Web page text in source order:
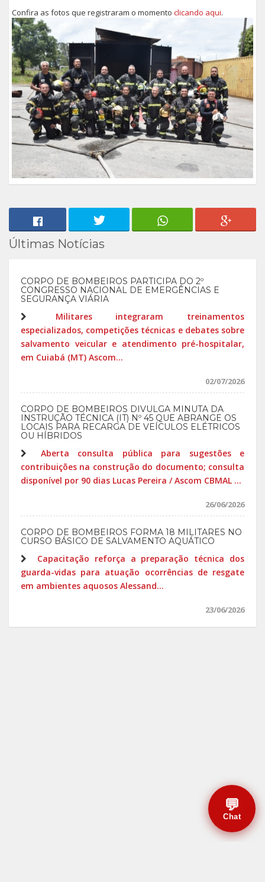
Confira as fotos que registraram o momento clicando aqui.
Últimas Notícias
CORPO DE BOMBEIROS PARTICIPA DO 2º
CONGRESSO NACIONAL DE EMERGÊNCIAS E
SEGURANÇA VIÁRIA
Militares integraram treinamentos
especializados, competições técnicas e debates sobre
salvamento veicular e atendimento pré-hospitalar,
em Cuiabá (MT) Ascom...
02/07/2026
CORPO DE BOMBEIROS DIVULGA MINUTA DA
INSTRUÇÃO TÉCNICA (IT) Nº 45 QUE ABRANGE OS
LOCAIS PARA RECARGA DE VEÍCULOS ELÉTRICOS
OU HÍBRIDOS
Aberta consulta pública para sugestões e
contribuições na construção do documento; consulta
disponível por 90 dias Lucas Pereira / Ascom CBMAL ...
26/06/2026
CORPO DE BOMBEIROS FORMA 18 MILITARES NO
CURSO BÁSICO DE SALVAMENTO AQUÁTICO
Capacitação reforça a preparação técnica dos
guarda-vidas para atuação ocorrências de resgate
em ambientes aquosos Alessand...
23/06/2026
💬
Chat